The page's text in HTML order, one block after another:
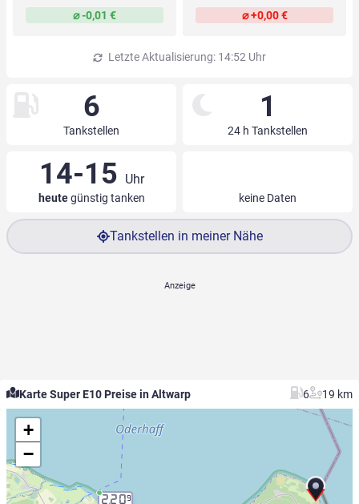
⌀ -0,01 € ⌀ +0,00 €
Letzte Aktualisierung: 14:52 Uhr
6
Tankstellen
1
24 h Tankstellen
14-15 Uhr
heutegünstig tanken keine Daten
Tankstellen in meiner Nähe
Karte Super E10 Preise in Altwarp 6 19 km
2.209
+
−